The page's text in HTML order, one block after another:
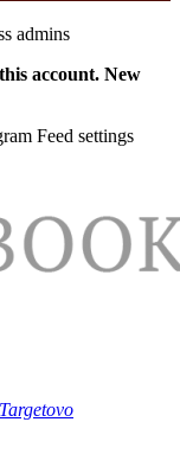
admins
account. New
Feed settings
Targetovo